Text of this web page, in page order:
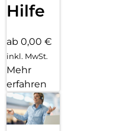
Hilfe
ab 0,00 €
inkl. MwSt.
Mehr
erfahren